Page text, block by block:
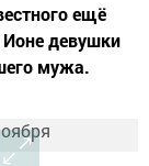
ещё
Ионе девушки
мужа.